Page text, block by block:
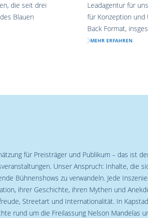
die seit drei
Blauen
Leadagentur für
für Konzeption und
Back Format,
MEHR ERFAHREN
für Preisträger und Publikum – das ist
Unser Anspruch: Inhalte, die
Bühnenshows zu verwandeln. Jede
ihrer Geschichte, ihren Mythen und
Streetart und Internationalität. In
rund um die Freilassung Nelson Mandelas